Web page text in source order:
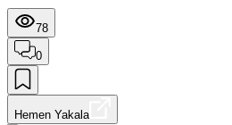
78
0
Hemen Yakala